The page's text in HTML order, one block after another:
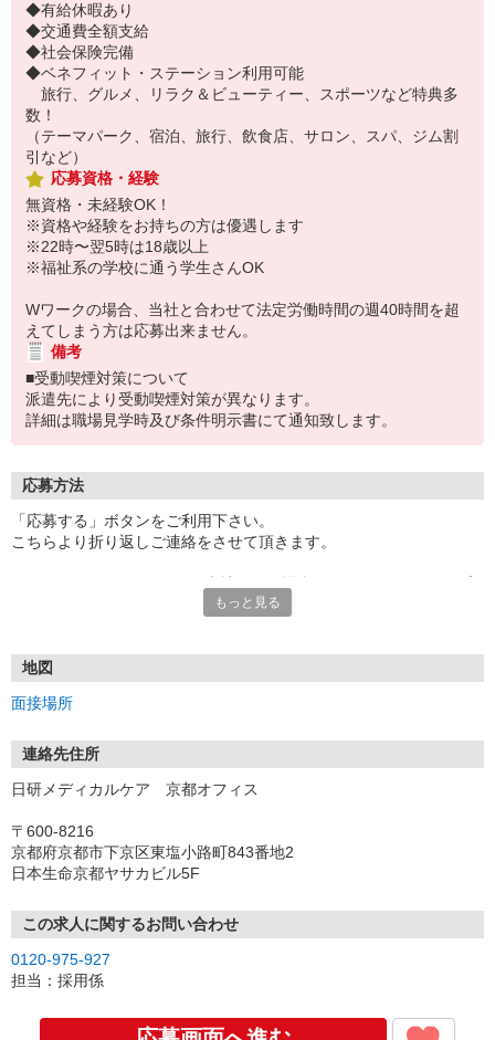
◆有給休暇あり
◆交通費全額支給
◆社会保険完備
◆ベネフィット・ステーション利用可能
旅行、グルメ、リラク＆ビューティー、スポーツなど特典多
数！
（テーマパーク、宿泊、旅行、飲食店、サロン、スパ、ジム割
引など）
応募資格・経験
無資格・未経験OK！
※資格や経験をお持ちの方は優遇します
※22時〜翌5時は18歳以上
※福祉系の学校に通う学生さんOK
Wワークの場合、当社と合わせて法定労働時間の週40時間を超
えてしまう方は応募出来ません。
備考
■受動喫煙対策について
派遣先により受動喫煙対策が異なります。
詳細は職場見学時及び条件明示書にて通知致します。
応募方法
「応募する」ボタンをご利用下さい。
こちらより折り返しご連絡をさせて頂きます。
もっと見る
地図
面接場所
連絡先住所
日研メディカルケア 京都オフィス
〒600-8216
京都府京都市下京区東塩小路町843番地2
日本生命京都ヤサカビル5F
この求人に関するお問い合わせ
0120-975-927
担当：採用係